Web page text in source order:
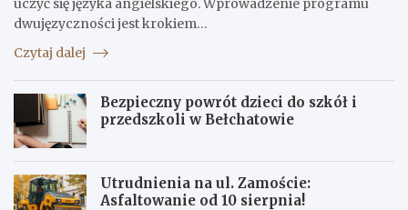
dwujęzyczności jest krokiem…
Czytaj dalej
Bezpieczny powrót dzieci do szkół i
przedszkoli w Bełchatowie
Utrudnienia na ul. Zamoście:
Asfaltowanie od 10 sierpnia!